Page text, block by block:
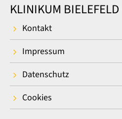
KLINIKUM BIELEFELD
Kontakt
Impressum
Datenschutz
Cookies